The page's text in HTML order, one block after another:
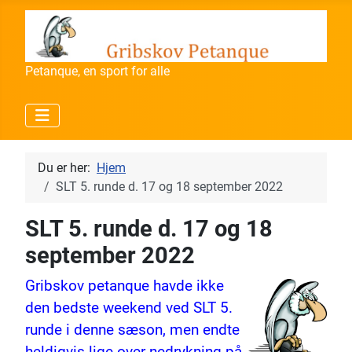
Petanque, en sport for alle
Du er her: Hjem
SLT 5. runde d. 17 og 18 september 2022
SLT 5. runde d. 17 og 18
september 2022
Gribskov petanque havde ikke
den bedste weekend ved SLT 5.
runde i denne sæson, men endte